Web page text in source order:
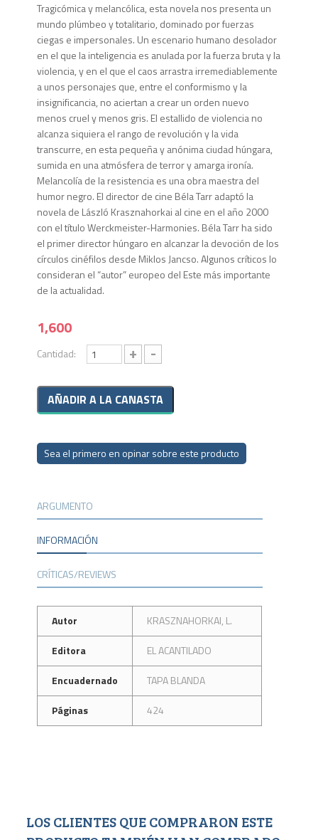
Tragicómica y melancólica, esta novela nos presenta un
mundo plúmbeo y totalitario, dominado por fuerzas
ciegas e impersonales. Un escenario humano desolador
en el que la inteligencia es anulada por la fuerza bruta y la
violencia, y en el que el caos arrastra irremediablemente
a unos personajes que, entre el conformismo y la
insignificancia, no aciertan a crear un orden nuevo
menos cruel y menos gris. El estallido de violencia no
alcanza siquiera el rango de revolución y la vida
transcurre, en esta pequeña y anónima ciudad húngara,
sumida en una atmósfera de terror y amarga ironía.
Melancolía de la resistencia es una obra maestra del
humor negro. El director de cine Béla Tarr adaptó la
novela de László Krasznahorkai al cine en el año 2000
con el título Werckmeister-Harmonies. Béla Tarr ha sido
el primer director húngaro en alcanzar la devoción de los
círculos cinéfilos desde Miklos Jancso. Algunos críticos lo
consideran el “autor” europeo del Este más importante
de la actualidad.
1,600
Cantidad: + -
Sea el primero en opinar sobre este producto
ARGUMENTO
INFORMACIÓN
CRÍTICAS/REVIEWS
Autor
KRASZNAHORKAI, L.
Editora
EL ACANTILADO
Encuadernado
TAPA BLANDA
Páginas
424
LOS CLIENTES QUE COMPRARON ESTE